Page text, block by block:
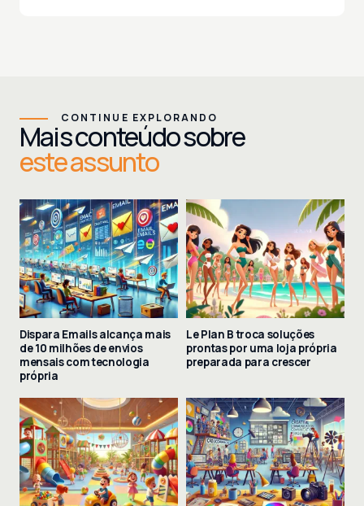
CONTINUE EXPLORANDO
Mais conteúdo sobre
este assunto
Dispara Emails alcança mais
de 10 milhões de envios
mensais com tecnologia
própria
Le Plan B troca soluções
prontas por uma loja própria
preparada para crescer